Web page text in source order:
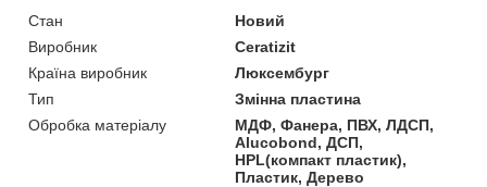
Стан
Новий
Виробник
Ceratizit
Країна виробник
Люксембург
Тип
Змінна пластина
Обробка матеріалу
МДФ, Фанера, ПВХ, ЛДСП,
Alucobond, ДСП,
HPL(компакт пластик),
Пластик, Дерево